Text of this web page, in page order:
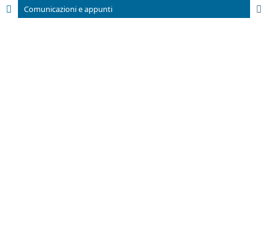
Comunicazioni e appunti